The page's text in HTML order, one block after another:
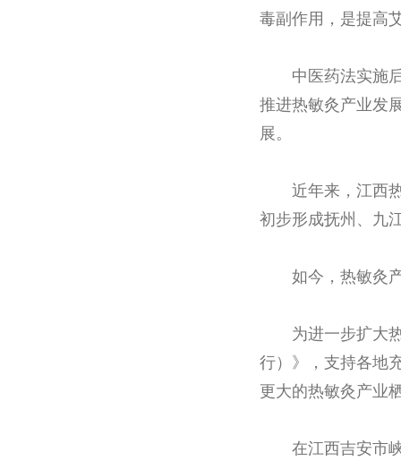
毒副作用，是提高
中医药法实施
推进热敏灸产业发
展。
近年来，江西
初步形成抚州、九
如今，热敏灸
为进一步扩大
行）》，支持各地
更大的热敏灸产业
在江西吉安市